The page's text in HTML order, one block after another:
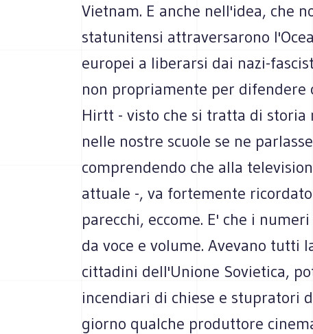
Vietnam. E anche nell'idea, che
statunitensi attraversarono
europei a liberarsi dai nazi-
non propriamente per difendere
Hirtt - visto che si tratta di storia
nelle nostre scuole se ne
comprendendo che alla
attuale -, va fortemente
parecchi, eccome. E' che i
da voce e volume. Avevano tutti
cittadini dell'Unione Sovietica,
incendiari di chiese e stupratori
giorno qualche produttore